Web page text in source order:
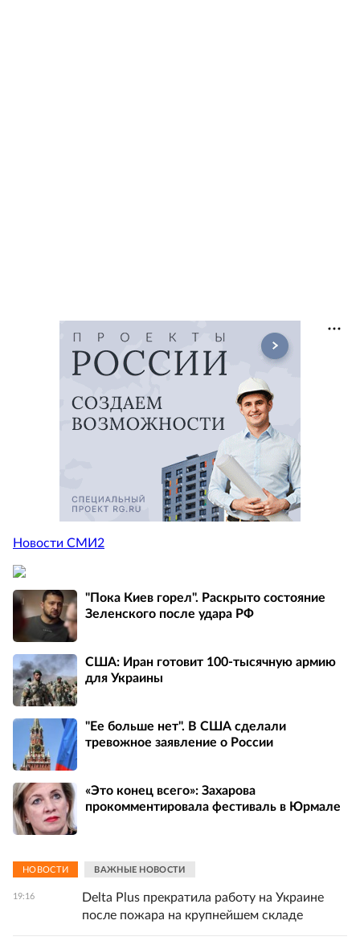
Новости СМИ2
"Пока Киев горел". Раскрыто состояние
Зеленского после удара РФ
США: Иран готовит 100-тысячную армию
для Украины
"Ее больше нет". В США сделали
тревожное заявление о России
«Это конец всего»: Захарова
прокомментировала фестиваль в Юрмале
НОВОСТИ ВАЖНЫЕ НОВОСТИ
19:16
Delta Plus прекратила работу на Украине
после пожара на крупнейшем складе